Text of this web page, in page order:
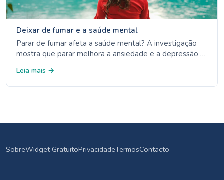
Deixar de fumar e a saúde mental
Parar de fumar afeta a saúde mental? A investigação
mostra que parar melhora a ansiedade e a depressão a
stress e o bem-estar mental.
Leia mais →
SobreWidget GratuitoPrivacidadeTermosContacto